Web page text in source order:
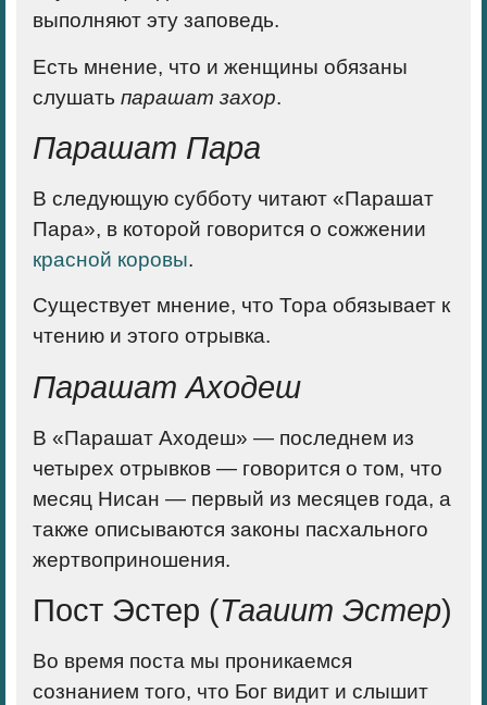
выполняют эту заповедь.
Есть мнение, что и женщины обязаны
слушать парашат захор.
Парашат Пара
В следующую субботу читают «Парашат
Пара», в которой говорится о сожжении
красной коровы.
Существует мнение, что Тора обязывает к
чтению и этого отрывка.
Парашат Аходеш
В «Парашат Аходеш» — последнем из
четырех отрывков — говорится о том, что
месяц Нисан — первый из месяцев года, а
также описываются законы пасхального
жертвоприношения.
Пост Эстер (Тааиит Эстер)
Во время поста мы проникаемся
сознанием того, что Бог видит и слышит